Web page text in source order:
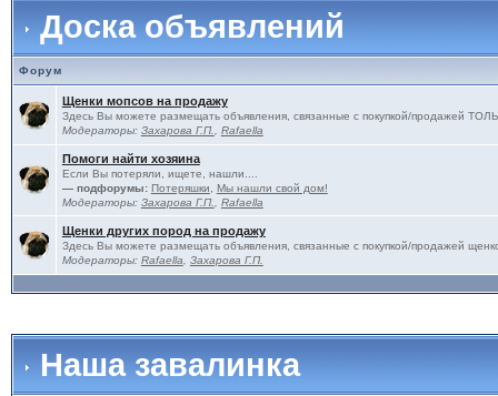
Доска объявлений
Форум
Щенки мопсов на продажу
Здесь Вы можете размещать объявления, связанные с покупкой/продажей
Модераторы: Захарова Г.П. Rafaella
Помоги найти хозяина
Если Вы потеряли, ищете, нашли....
— подфорумы: Потеряшки
Мы нашли свой дом!
Модераторы: Захарова Г.П. Rafaella
Щенки других пород на продажу
Здесь Вы можете размещать объявления, связанные с покупкой/продажей
Модераторы: Rafaella Захарова Г.П.
Наша завалинка